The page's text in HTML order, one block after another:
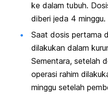
ke dalam tubuh.
diberi jeda 4 minggu.
Saat dosis pertama
dilakukan dalam
Sementara, setelah
operasi rahim
minggu setelah